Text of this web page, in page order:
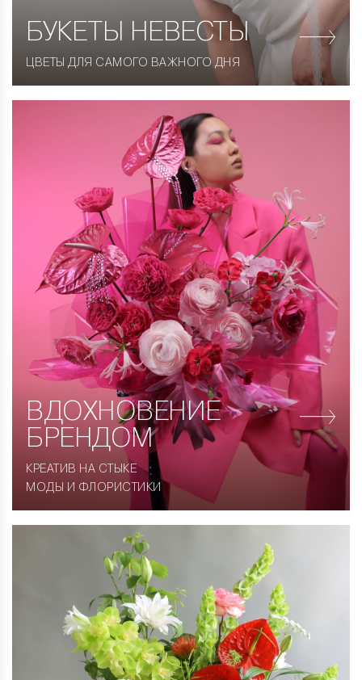
БУКЕТЫ НЕВЕСТЫ
ЦВЕТЫ ДЛЯ САМОГО ВАЖНОГО ДНЯ
ВДОХНОВЕНИЕ
БРЕНДОМ
КРЕАТИВ НА СТЫКЕ
МОДЫ И ФЛОРИСТИКИ